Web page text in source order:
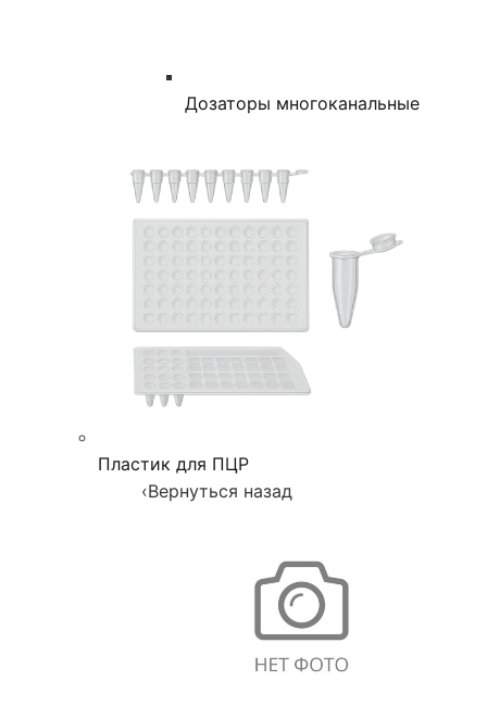
Дозаторы многоканальные
Пластик для ПЦР
‹Вернуться назад